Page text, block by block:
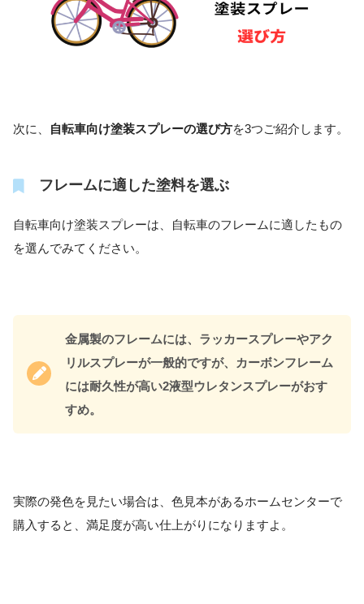
次に、 自転車向け塗装スプレーの選び方を3つご紹介します。
フレームに適した塗料を選ぶ
自転車向け塗装スプレーは、自転車のフレームに適したもの
を選んでみてください。
金属製のフレームには、ラッカースプレーやアク
リルスプレーが一般的ですが、カーボンフレーム
には耐久性が高い2液型ウレタンスプレーがおす
すめ。
実際の発色を見たい場合は、色見本があるホームセンターで
購入すると、満足度が高い仕上がりになりますよ。